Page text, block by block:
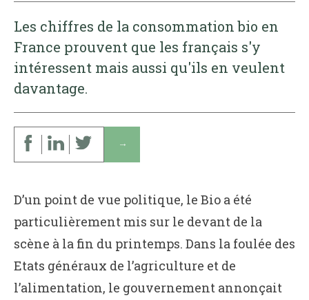
Les chiffres de la consommation bio en
France prouvent que les français s'y
intéressent mais aussi qu'ils en veulent
davantage.
↓
D’un point de vue politique, le Bio a été
particulièrement mis sur le devant de la
scène à la fin du printemps. Dans la foulée des
Etats généraux de l’agriculture et de
l’alimentation, le gouvernement annonçait